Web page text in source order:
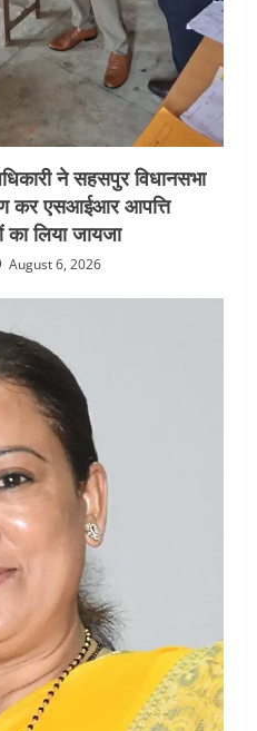
2026
ने सहसपुर विधानसभा
कर एसआईआर आपत्ति
का लिया जायजा
August 6, 2026